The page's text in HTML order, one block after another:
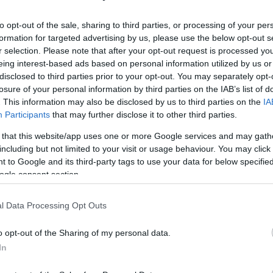
opt-out of the sale, sharing to third parties, or processing of your
for targeted advertising by us, please use the below opt-out
selection. Please note that after your opt-out request is processed
interest-based ads based on personal information utilized by us
to third parties prior to your opt-out. You may separately
of your personal information by third parties on the IAB’s list of
This information may also be disclosed by us to third parties on the
Participants that may further disclose it to other third parties.
that this website/app uses one or more Google services and may
but not limited to your visit or usage behaviour. You may
to Google and its third-party tags to use your data for below
consent section.
Data Processing Opt Outs
opt-out of the Sharing of my personal data.
eventuelle noter,
hvis det finnes.
NOK 25,00 Kjøp
for foretaket i alle
toll- og
Inneholder samme
NOK 25,00 Kjøp